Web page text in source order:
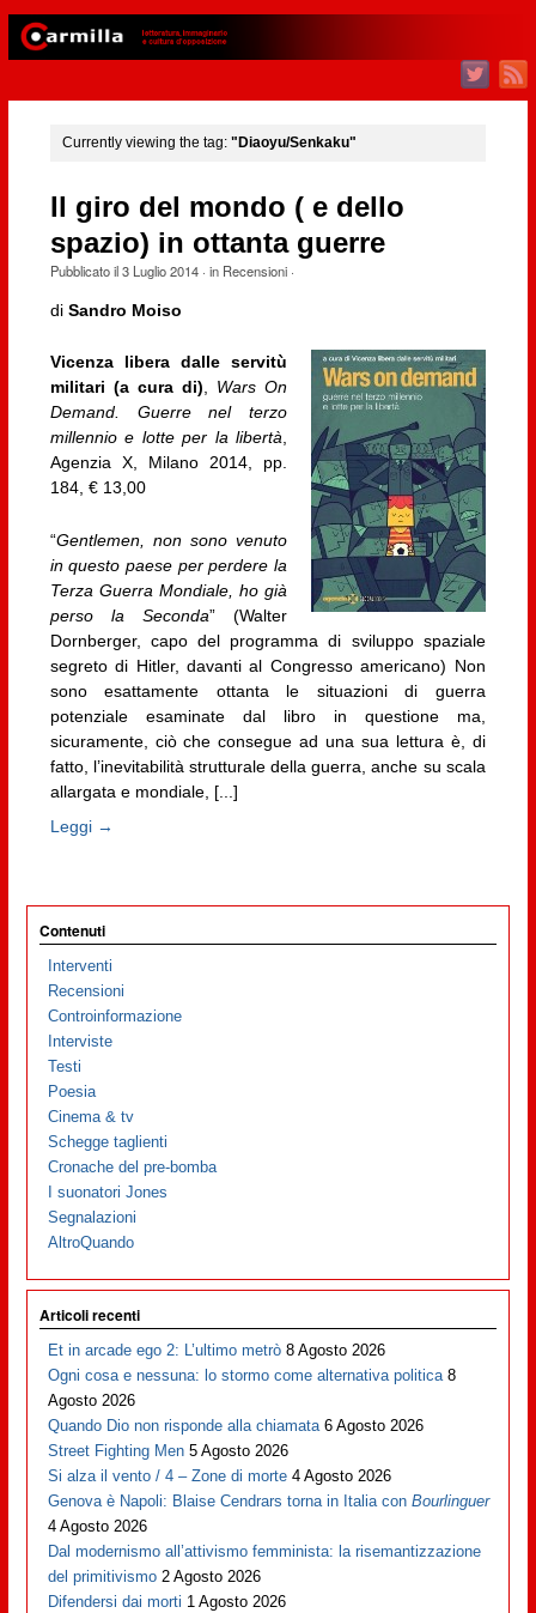
Currently viewing the tag: "Diaoyu/Senkaku"
Il giro del mondo ( e dello
spazio) in ottanta guerre
Pubblicato il3 Luglio 2014· in Recensioni·
di Sandro Moiso
Vicenza libera dalle servitù
militari (a cura di), Wars On
Demand. Guerre nel terzo
millennio e lotte per la libertà,
Agenzia X, Milano 2014, pp.
184, € 13,00
“Gentlemen, non sono venuto
in questo paese per perdere la
Terza Guerra Mondiale, ho già
perso la Seconda” (Walter
Dornberger, capo del programma di sviluppo spaziale
segreto di Hitler, davanti al Congresso americano) Non
sono esattamente ottanta le situazioni di guerra
potenziale esaminate dal libro in questione ma,
sicuramente, ciò che consegue ad una sua lettura è, di
fatto, l’inevitabilità strutturale della guerra, anche su scala
allargata e mondiale, [...]
Leggi →
Contenuti
Interventi
Recensioni
Controinformazione
Interviste
Testi
Poesia
Cinema & tv
Schegge taglienti
Cronache del pre-bomba
I suonatori Jones
Segnalazioni
AltroQuando
Articoli recenti
Et in arcade ego 2: L’ultimo metrò 8 Agosto 2026
Ogni cosa e nessuna: lo stormo come alternativa politica 8
Agosto 2026
Quando Dio non risponde alla chiamata 6 Agosto 2026
Street Fighting Men 5 Agosto 2026
Si alza il vento / 4 – Zone di morte 4 Agosto 2026
Genova è Napoli: Blaise Cendrars torna in Italia conBourlinguer
4 Agosto 2026
Dal modernismo all’attivismo femminista: la risemantizzazione
del primitivismo 2 Agosto 2026
Difendersi dai morti 1 Agosto 2026